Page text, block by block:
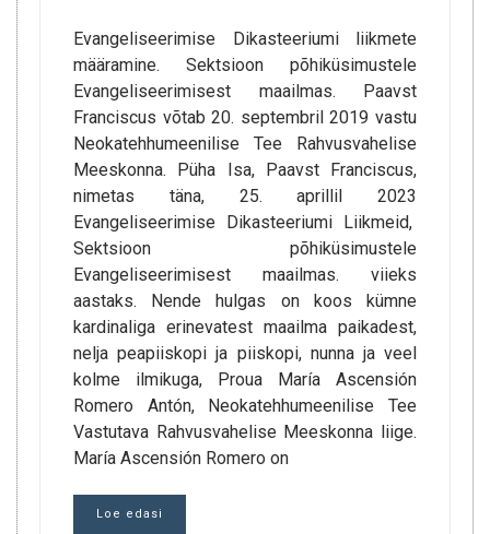
Evangeliseerimise Dikasteeriumi liikmete
määramine. Sektsioon põhiküsimustele
Evangeliseerimisest maailmas. Paavst
Franciscus võtab 20. septembril 2019 vastu
Neokatehhumeenilise Tee Rahvusvahelise
Meeskonna. Püha Isa, Paavst Franciscus,
nimetas täna, 25. aprillil 2023
Evangeliseerimise Dikasteeriumi Liikmeid,
Sektsioon põhiküsimustele
Evangeliseerimisest maailmas. viieks
aastaks. Nende hulgas on koos kümne
kardinaliga erinevatest maailma paikadest,
nelja peapiiskopi ja piiskopi, nunna ja veel
kolme ilmikuga, Proua María Ascensión
Romero Antón, Neokatehhumeenilise Tee
Vastutava Rahvusvahelise Meeskonna liige.
María Ascensión Romero on
Loe edasi